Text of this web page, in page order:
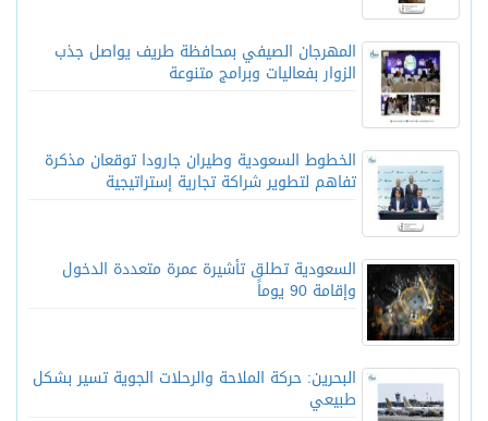
المهرجان الصيفي بمحافظة طريف يواصل جذب
الزوار بفعاليات وبرامج متنوعة
الخطوط السعودية وطيران جارودا توقعان مذكرة
تفاهم لتطوير شراكة تجارية إستراتيجية
السعودية تطلق تأشيرة عمرة متعددة الدخول
وإقامة 90 يوماً
البحرين: حركة الملاحة والرحلات الجوية تسير بشكل
طبيعي